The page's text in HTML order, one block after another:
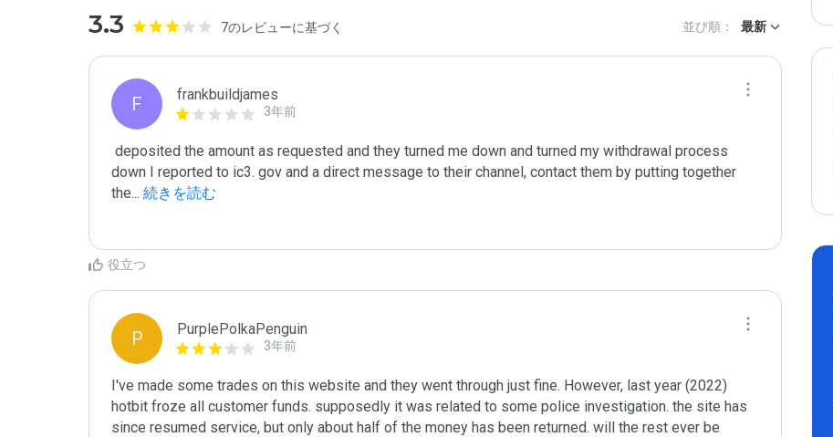
3.3 7のレビューに基づく 並び順： 最新
F frankbuildjames
3年前
down I reported to ic3. gov and a direct message to their channel, contact them by putting together
the... 続きを読む
役立つ
P PurplePolkaPenguin
3年前
I've made some trades on this website and they went through just fine. However, last year (2022)
hotbit froze all customer funds. supposedly it was related to some police investigation. the site has
since resumed service, but only about half of the money has been returned. will the rest ever be